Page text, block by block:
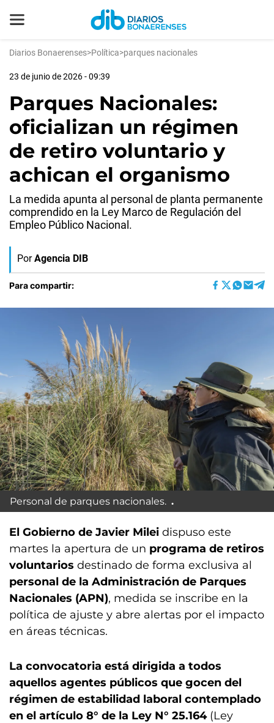
Diarios Bonaerenses>Política>parques nacionales
23 de junio de 2026 - 09:39
Parques Nacionales:
oficializan un régimen
de retiro voluntario y
achican el organismo
La medida apunta al personal de planta permanente
comprendido en la Ley Marco de Regulación del
Empleo Público Nacional.
Por Agencia DIB
Para compartir:
Personal de parques nacionales.
El Gobierno de Javier Milei dispuso este
martes la apertura de un programa de retiros
voluntarios destinado de forma exclusiva al
personal de la Administración de Parques
Nacionales (APN), medida se inscribe en la
política de ajuste y abre alertas por el impacto
en áreas técnicas.
La convocatoria está dirigida a todos
aquellos agentes públicos que gocen del
régimen de estabilidad laboral contemplado
en el artículo 8° de la Ley N° 25.164(Ley